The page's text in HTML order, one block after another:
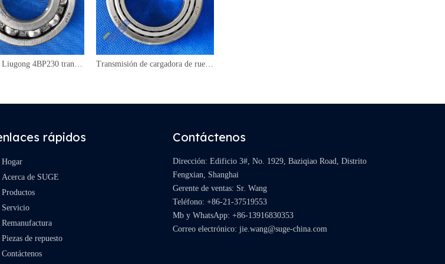
ZF LZZF Liugong 4BP230 transmisión BOMBA EJE RODAMIENTO DE BOLAS 0735 372 298 Transmisión de cargadora de ruedas ZF 4BP230 COJINETE 0735 372 296
rápidos
Hogar
Acerca de SUGE
Productos
Servicio
Remanufactura
Piezas de repuesto
Contáctenos
Contáctenos
Dirección: Edificio 3#, No. 1929, Baziqiao Road, Distrito
Fengxian, Shanghai
Gerente de ventas: Sr. Wang
Teléfono: +86-21-37519553
Mb y WhatsApp: +86-13916830353
Correo electrónico: jie.wang@suge-china.com